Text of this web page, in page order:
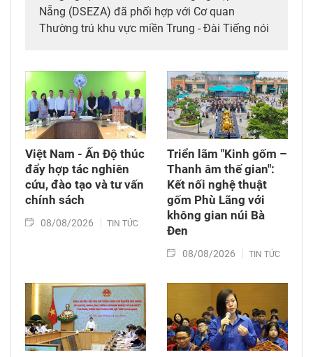
Nẵng (DSEZA) đã phối hợp với Cơ quan
Thường trú khu vực miền Trung - Đài Tiếng nói
cho đồng bào nghèo tại xã biên giới Hùng Sơn
(thành phố Đà Nẵng).
Việt Nam - Ấn Độ thúc
đẩy hợp tác nghiên
cứu, đào tạo và tư vấn
chính sách
08/08/2026 TIN TỨC
Triển lãm "Kinh gốm –
Thanh âm thế gian":
Kết nối nghệ thuật
gốm Phù Lãng với
không gian núi Bà
Đen
08/08/2026 TIN TỨC